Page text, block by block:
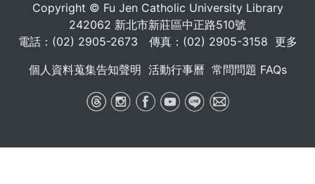
Copyright © Fu Jen Catholic University Library
242062 新北市新莊區中正路510號
電話：(02) 2905-2673 傳真：(02) 2905-3158 更多
個人資料蒐集告知聲明 活動行事曆 常問問題 FAQs